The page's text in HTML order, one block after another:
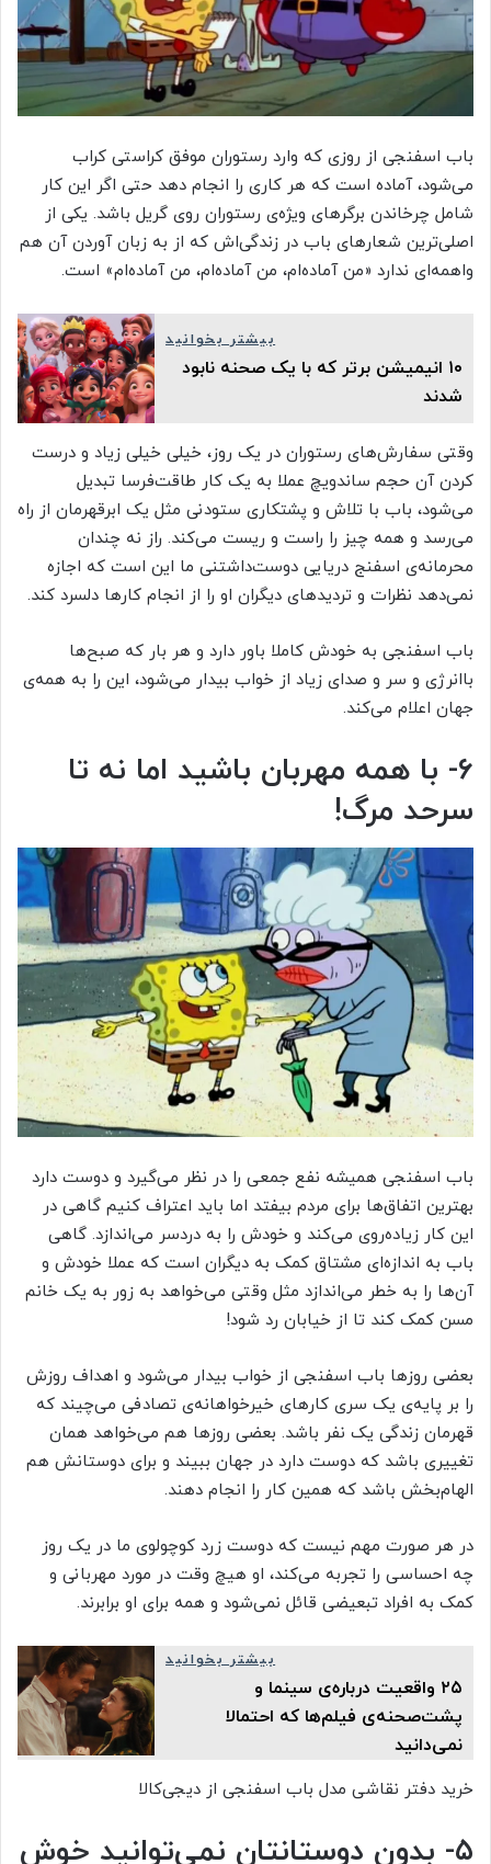
باب اسفنجی از روزی که وارد رستوران موفق کراستی کراب
می‌شود، آماده است که هر کاری را انجام دهد حتی اگر این کار
شامل چرخاندن برگرهای ویژه‌ی رستوران روی گریل باشد. یکی از
اصلی‌ترین شعارهای باب در زندگی‌اش که از به زبان آوردن آن هم
واهمه‌ای ندارد «من آماده‌ام، من آماده‌ام، من آماده‌ام» است.
بیشتر بخوانید
۱۰ انیمیشن برتر که با یک صحنه نابود
شدند
وقتی سفارش‌های رستوران در یک روز، خیلی خیلی زیاد و درست
کردن آن حجم ساندویچ عملا به یک کار طاقت‌فرسا تبدیل
می‌شود، باب با تلاش و پشتکاری ستودنی مثل یک ابرقهرمان از راه
می‌رسد و همه چیز را راست و ریست می‌کند. راز نه چندان
محرمانه‌ی اسفنج دریایی دوست‌داشتنی ما این است که اجازه
نمی‌دهد نظرات و تردیدهای دیگران او را از انجام کارها دلسرد کند.
باب اسفنجی به خودش کاملا باور دارد و هر بار که صبح‌ها
باانرژی و سر و صدای زیاد از خواب بیدار می‌شود، این را به همه‌ی
جهان اعلام می‌کند.
۶- با همه مهربان باشید اما نه تا
سرحد مرگ!
باب اسفنجی همیشه نفع جمعی را در نظر می‌گیرد و دوست دارد
بهترین اتفاق‌ها برای مردم بیفتد اما باید اعتراف کنیم گاهی در
این کار زیاده‌روی می‌کند و خودش را به دردسر می‌اندازد. گاهی
باب به اندازه‌ای مشتاق کمک به دیگران است که عملا خودش و
آن‌ها را به خطر می‌اندازد مثل وقتی می‌خواهد به زور به یک خانم
مسن کمک کند تا از خیابان رد شود!
بعضی روزها باب اسفنجی از خواب بیدار می‌شود و اهداف روزش
را بر پایه‌ی یک سری کارهای خیرخواهانه‌ی تصادفی می‌چیند که
قهرمان زندگی یک نفر باشد. بعضی روزها هم می‌خواهد همان
تغییری باشد که دوست دارد در جهان ببیند و برای دوستانش هم
الهام‌بخش باشد که همین کار را انجام دهند.
در هر صورت مهم نیست که دوست زرد کوچولوی ما در یک روز
چه احساسی را تجربه می‌کند، او هیچ وقت در مورد مهربانی و
کمک به افراد تبعیضی قائل نمی‌شود و همه برای او برابرند.
بیشتر بخوانید
۲۵ واقعیت درباره‌ی سینما و
پشت‌صحنه‌ی فیلم‌ها که احتمالا
نمی‌دانید
خرید دفتر نقاشی مدل باب اسفنجی از دیجی‌کالا
۵- بدون دوستانتان نمی‌توانید خوش